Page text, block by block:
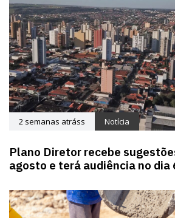
2 semanas atráss Notícia
Plano Diretor recebe
agosto e terá audiência no dia